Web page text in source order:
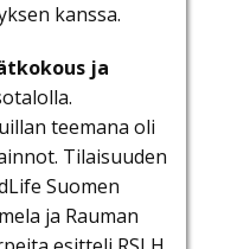
kanssa.
ja
teemana oli
Tilaisuuden
Suomen
ja Rauman